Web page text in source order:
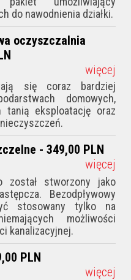
do nawodnienia działki.
oczyszczalnia
więcej
się coraz bardziej
domowych,
eksploatację oraz
- 349,00 PLN
więcej
został stworzony jako
Bezodpływowy
stosowany tylko na
możliwości
kanalizacyjnej.
PLN
więcej